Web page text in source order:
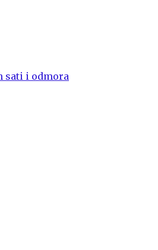
sati i odmora